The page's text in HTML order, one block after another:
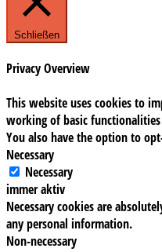
Schließen
Privacy Overview
This website uses cookies to
working of basic
You also have the option to
Necessary
Necessary
immer aktiv
Necessary cookies are
any personal information.
Non-necessary